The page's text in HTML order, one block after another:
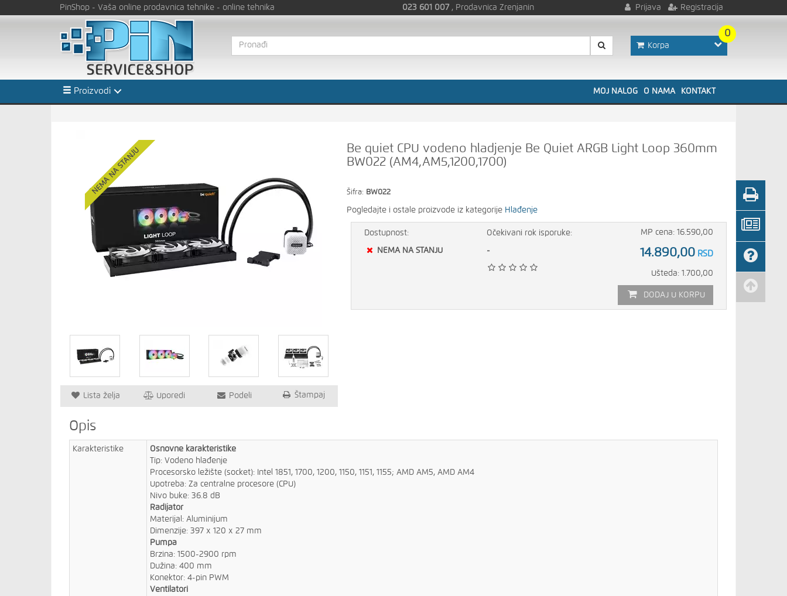
PinShop - Vaša online prodavnica tehnike - online tehnika 023 601 007 , Prodavnica Zrenjanin Prijava Registracija
0
Korpa
Proizvodi MOJ NALOG O NAMA KONTAKT
NEMA NA STANJU
Lista želja Uporedi Podeli Štampaj
Be quiet CPU vodeno hladjenje Be Quiet ARGB Light Loop 360mm
BW022 (AM4,AM5,1200,1700)
Šifra: BW022
Pogledajte i ostale proizvode iz kategorije Hlađenje
Dostupnost:
NEMA NA STANJU
Očekivani rok isporuke:
-
MP cena: 16.590,00
14.890,00RSD
Ušteda: 1.700,00
DODAJ U KORPU
Opis
Karakteristike
Osnovne karakteristike
Tip: Vodeno hlađenje
Procesorsko ležište (socket): Intel 1851, 1700, 1200, 1150, 1151, 1155; AMD AM5, AMD AM4
Upotreba: Za centralne procesore (CPU)
Nivo buke: 36.8 dB
Radijator
Materijal: Aluminijum
Dimenzije: 397 x 120 x 27 mm
Pumpa
Brzina: 1500-2900 rpm
Dužina: 400 mm
Konektor: 4-pin PWM
Ventilatori